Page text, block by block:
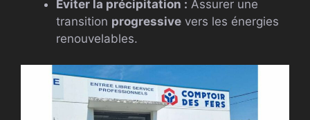
Éviter la précipitation : Assurer une
transition progressive vers les énergies
renouvelables.